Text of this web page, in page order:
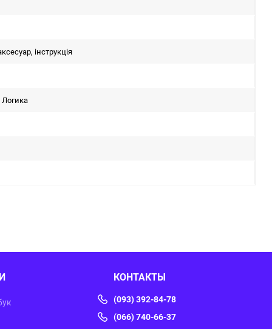
інструкція
КОНТАКТЫ
(093) 392-84-78
(066) 740-66-37